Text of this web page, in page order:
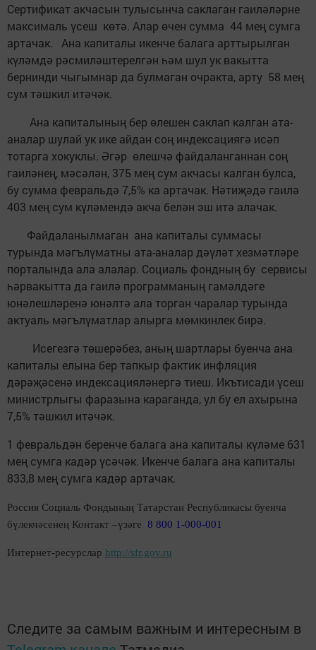
Сертификат акчасын тулысынча саклаган гаиләләрне
максималь үсеш көтә. Алар өчен сумма 44 мең сумга
артачак. Ана капиталы икенче балага арттырылган
күләмдә рәсмиләштерелгән һәм шул ук вакытта
бернинди чыгымнар да булмаган очракта, арту 58 мең
сум тәшкил итәчәк.
Ана капиталының бер өлешен саклап калган ата-
аналар шулай ук ике айдан соң индексациягә исәп
тотарга хокуклы. Әгәр өлешчә файдаланганнан соң
гаиләнең, мәсәлән, 375 мең сум акчасы калган булса,
бу сумма февральдә 7,5% ка артачак. Нәтиҗәдә гаилә
403 мең сум күләмендә акча белән эш итә алачак.
Файдаланылмаган ана капиталы суммасы
турында мәгълүматны ата-аналар дәүләт хезмәтләре
порталында ала алалар. Социаль фондның бу сервисы
һәрвакытта да гаилә программаның гамәлдәге
юнәлешләренә юнәлтә ала торган чаралар турында
актуаль мәгълүматлар алырга мөмкинлек бирә.
Исегезгә төшерәбез, аның шартлары буенча ана
капиталы елына бер тапкыр фактик инфляция
дәрәҗәсенә индексацияләнергә тиеш. Икътисади үсеш
министрлыгы фаразына караганда, ул бу ел ахырына
7,5% тәшкил итәчәк.
1 февральдән беренче балага ана капиталы күләме 631
мең сумга кадәр үсәчәк. Икенче балага ана капиталы
833,8 мең сумга кадәр артачак.
Россия Социаль Фондының Татарстан Республикасы буенча
бүлекчәсенең Контакт –үзәге 8 800 1-000-001
Интернет-ресурслар http://sfr.gov.ru
Следите за самым важным и интересным в